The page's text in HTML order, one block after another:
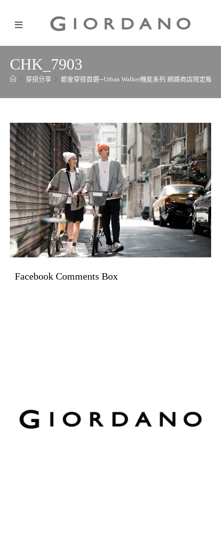
CHK_7903
穿搭分享 都會穿搭首選─Urban Walker機能系列 網路商店限定販售
Facebook Comments Box